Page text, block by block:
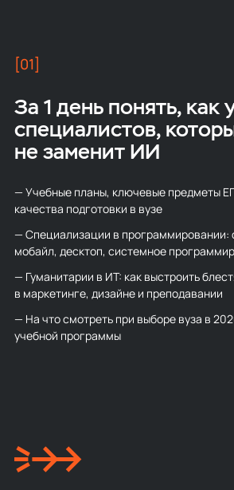
[01]
За 1 день понять, как
специалистов,
не заменит ИИ
— Учебные планы, ключевые предметы
качества подготовки в вузе
— Специализации в программировании:
мобайл, десктоп, системное
— Гуманитарии в ИТ: как выстроить
в маркетинге, дизайне и преподавании
— На что смотреть при выборе вуза в
учебной программы